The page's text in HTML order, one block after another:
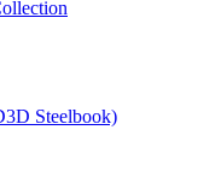
Steelbook)